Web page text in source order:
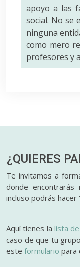
apoyo a las
social. No se
ninguna
como mero
profesores y
¿QUIERES
Te invitamos a
donde encontrarás
incluso podrás hacer
Aquí tienes lalista
caso de que tu
este formulario para